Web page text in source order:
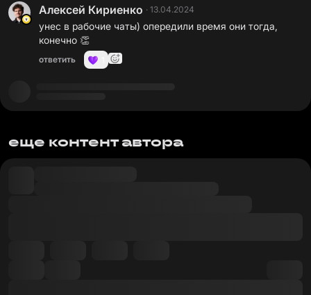
Алексей Кириенко · 13.04.2024
унес в рабочие чаты) опередили время они тогда,
конечно 👏
ответить
еще контент автора